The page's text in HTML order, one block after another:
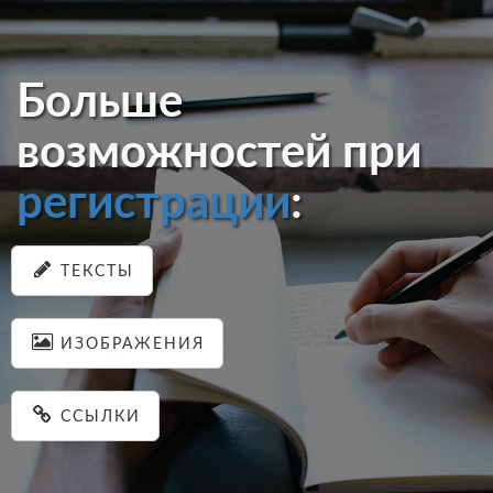
Больше
возможностей при
регистрации:
ТЕКСТЫ
ИЗОБРАЖЕНИЯ
ССЫЛКИ